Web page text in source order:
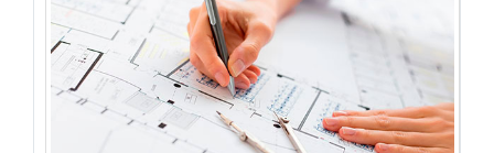
de propiedad horizontal* La gestiÃ³n econÃ³mica,
contable y fiscal de la comunidad de...